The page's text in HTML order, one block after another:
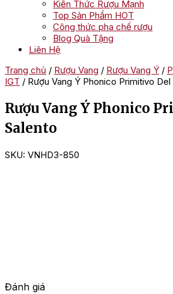
Kiến Thức Rượu Mạnh
Top Sản Phẩm HOT
Công thức pha chế rượu
Blog Quà Tặng
Liên Hệ
Trang chủ / Rượu Vang / Rượu Vang Ý /
IGT / Rượu Vang Ý Phonico Primitivo Del
Rượu Vang Ý Phonico
Salento
SKU: VNHD3-850
Đánh giá